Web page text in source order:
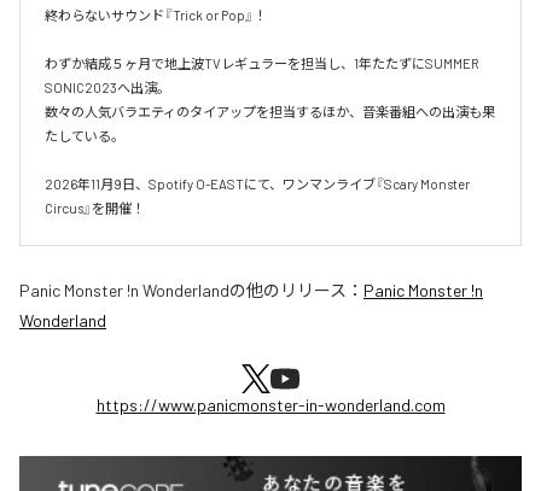
終わらないサウンド『Trick or Pop』！
わずか結成５ヶ月で地上波TVレギュラーを担当し、1年たたずにSUMMER
SONIC2023へ出演。
数々の人気バラエティのタイアップを担当するほか、音楽番組への出演も果
たしている。
2026年11月9日、Spotify O-EASTにて、ワンマンライブ『Scary Monster
Circus』を開催！
Panic Monster !n Wonderlandの他のリリース： Panic Monster !n
Wonderland
https://www.panicmonster-in-wonderland.com